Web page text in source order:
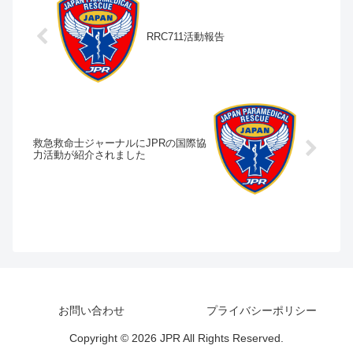
RRC711活動報告
救急救命士ジャーナルにJPRの国際協
力活動が紹介されました
お問い合わせ プライバシーポリシー
Copyright © 2026 JPR All Rights Reserved.